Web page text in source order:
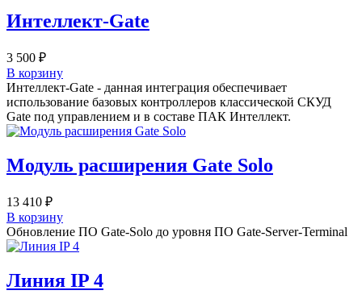
Интеллект-Gate
3 500 ₽
В корзину
Интеллект-Gate - данная интеграция обеспечивает
использование базовых контроллеров классической СКУД
Gate под управлением и в составе ПАК Интеллект.
Модуль расширения Gate Solo
13 410 ₽
В корзину
Обновление ПО Gate-Solo до уровня ПО Gate-Server-Terminal
Линия IP 4